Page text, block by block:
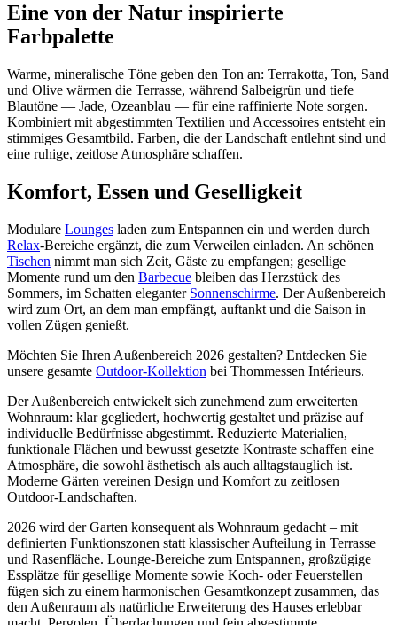
Eine von der Natur inspirierte
Farbpalette
Warme, mineralische Töne geben den Ton an: Terrakotta, Ton, Sand
und Olive wärmen die Terrasse, während Salbeigrün und tiefe
Blautöne — Jade, Ozeanblau — für eine raffinierte Note sorgen.
Kombiniert mit abgestimmten Textilien und Accessoires entsteht ein
stimmiges Gesamtbild. Farben, die der Landschaft entlehnt sind und
eine ruhige, zeitlose Atmosphäre schaffen.
Komfort, Essen und Geselligkeit
Modulare Lounges laden zum Entspannen ein und werden durch
Relax-Bereiche ergänzt, die zum Verweilen einladen. An schönen
Tischen nimmt man sich Zeit, Gäste zu empfangen; gesellige
Momente rund um den Barbecue bleiben das Herzstück des
Sommers, im Schatten eleganter Sonnenschirme. Der Außenbereich
wird zum Ort, an dem man empfängt, auftankt und die Saison in
vollen Zügen genießt.
Möchten Sie Ihren Außenbereich 2026 gestalten? Entdecken Sie
unsere gesamte Outdoor-Kollektion bei Thommessen Intérieurs.
Der Außenbereich entwickelt sich zunehmend zum erweiterten
Wohnraum: klar gegliedert, hochwertig gestaltet und präzise auf
individuelle Bedürfnisse abgestimmt. Reduzierte Materialien,
funktionale Flächen und bewusst gesetzte Kontraste schaffen eine
Atmosphäre, die sowohl ästhetisch als auch alltagstauglich ist.
Moderne Gärten vereinen Design und Komfort zu zeitlosen
Outdoor-Landschaften.
2026 wird der Garten konsequent als Wohnraum gedacht – mit
definierten Funktionszonen statt klassischer Aufteilung in Terrasse
und Rasenfläche. Lounge-Bereiche zum Entspannen, großzügige
Essplätze für gesellige Momente sowie Koch- oder Feuerstellen
fügen sich zu einem harmonischen Gesamtkonzept zusammen, das
den Außenraum als natürliche Erweiterung des Hauses erlebbar